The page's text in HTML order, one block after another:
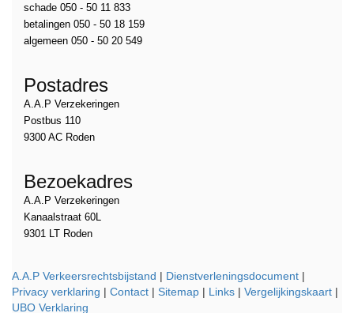
schade 050 - 50 11 833
betalingen 050 - 50 18 159
algemeen 050 - 50 20 549
Postadres
A.A.P Verzekeringen
Postbus 110
9300 AC Roden
Bezoekadres
A.A.P Verzekeringen
Kanaalstraat 60L
9301 LT Roden
A.A.P Verkeersrechtsbijstand | Dienstverleningsdocument |
Privacy verklaring | Contact | Sitemap | Links | Vergelijkingskaart |
UBO Verklaring